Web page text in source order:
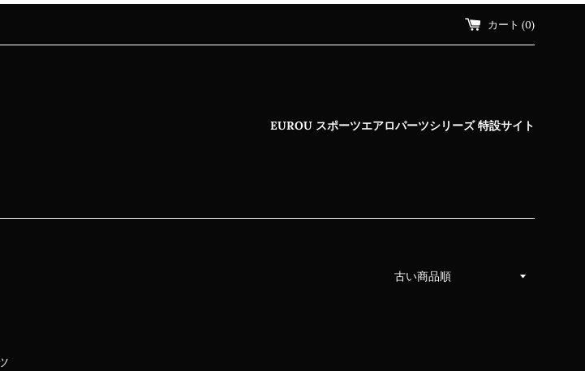
カート (0)
EUROU スポーツエアロパーツシリーズ 特設サイト
並